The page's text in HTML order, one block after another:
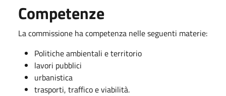
Competenze
La commissione ha competenza nelle seguenti materie:
Politiche ambientali e territorio
lavori pubblici
urbanistica
trasporti, traffico e viabilità.